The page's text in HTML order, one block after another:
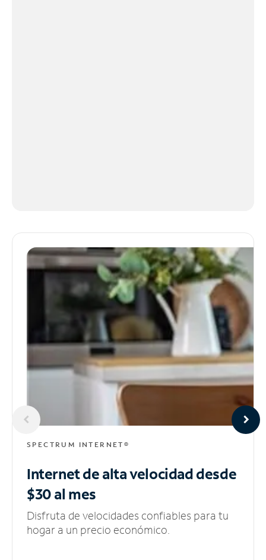
SPECTRUM INTERNET®
Internet de alta velocidaddesde
$30 al mes
Disfruta de velocidades confiables para tu
hogar a un precio económico.